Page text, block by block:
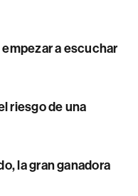
a escuchar
riesgo de una
la gran ganadora